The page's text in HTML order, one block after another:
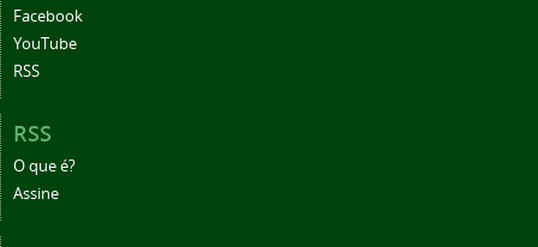
Facebook
YouTube
RSS
RSS
O que é?
Assine